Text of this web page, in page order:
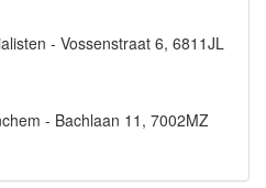
- Vossenstraat 6, 6811JL
- Bachlaan 11, 7002MZ